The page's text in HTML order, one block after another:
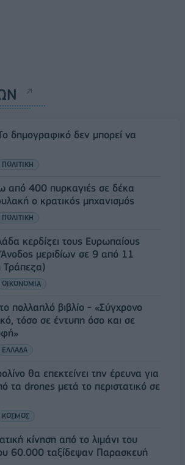
δημογραφικό δεν μπορεί να
ΠΟΛΙΤΙΚΗ
από 400 πυρκαγιές σε δέκα
ο κρατικός μηχανισμός
ΠΟΛΙΤΙΚΗ
κερδίζει τους Ευρωπαίους
μεριδίων σε 9 από 11
Τράπεζα)
ΟΙΚΟΝΟΜΙΑ
πολλαπλό βιβλίο - «Σύγχρονο
τόσο σε έντυπη όσο και σε
ΕΛΛΑΔΑ
θα επεκτείνει την έρευνα για
τα drones μετά το περιστατικό σε
ΚΟΣΜΟΣ
κίνηση από το λιμάνι του
60.000 ταξίδεψαν Παρασκευή